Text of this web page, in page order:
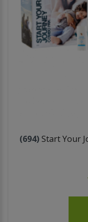
(694) Start Your